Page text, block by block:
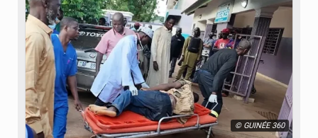
© GUINÉE 360